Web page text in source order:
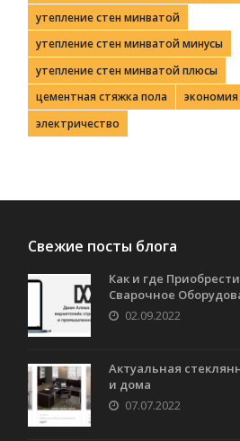
утепление стен минватой
утепление стен минватой минусы
утепление стен минватой плюсы
цементная стяжка пола
электричество
Свежие посты блога
Как и где
Сварочное
02.09.2022
Актуальная
и дома
07.07.2022